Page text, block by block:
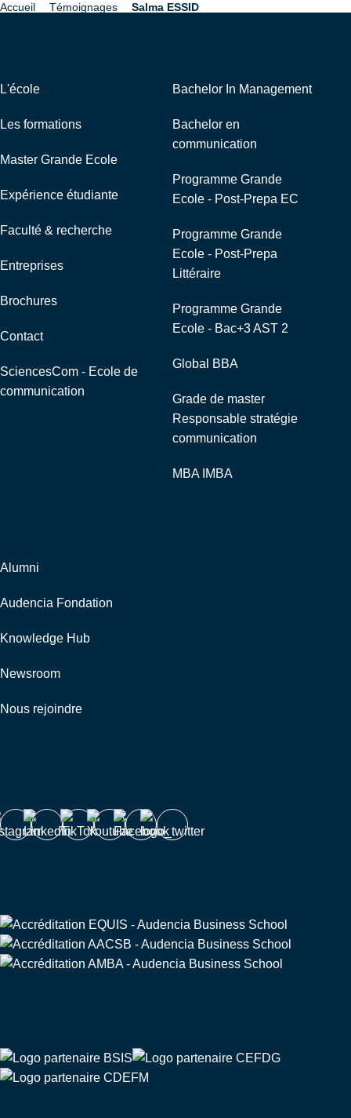
Fil
Accueil Témoignages Salma ESSID
L'école
Les formations
Master Grande Ecole
Expérience étudiante
Faculté & recherche
Entreprises
Brochures
Contact
SciencesCom - Ecole de
communication
Bachelor In Management
Bachelor en
communication
Programme Grande
Ecole - Post-Prepa EC
Programme Grande
Ecole - Post-Prepa
Littéraire
Programme Grande
Ecole - Bac+3 AST 2
Global BBA
Grade de master
Responsable stratégie
communication
MBA IMBA
Alumni
Audencia Fondation
Knowledge Hub
Newsroom
Nous rejoindre